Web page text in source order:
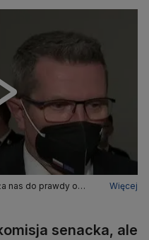
nas do prawdy o
Więcej
senacka, ale